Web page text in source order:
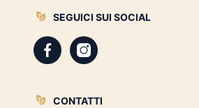
SEGUICI SUI SOCIAL
CONTATTI